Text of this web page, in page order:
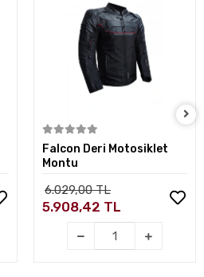
Sepete Ekle
Falcon Deri Motosiklet
Montu
6.029,00 TL
5.908,42 TL